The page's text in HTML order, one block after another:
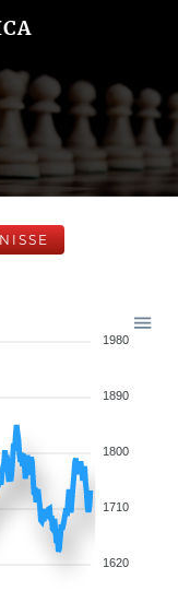
1980
1890
1800
1710
1620